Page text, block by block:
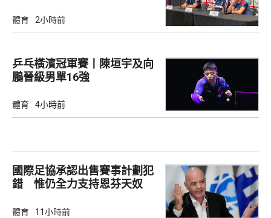
體育 2小時前
乒乓橫濱冠軍賽丨陳垣宇及向
鵬晉級男單16強
體育 4小時前
國際足協承認出售賽事計劃犯
錯 惟仍全力支持恩芬天奴
體育 11小時前